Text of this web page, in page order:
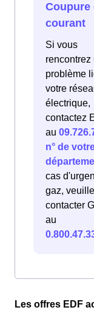
Coupure
courant
Si vous
rencontrez
problème
votre
électrique,
contactez
au
n° de
cas
gaz,
contacter
au
Les offres EDF